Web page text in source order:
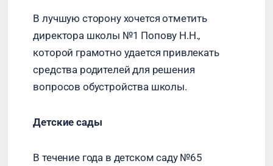
В лучшую сторону хочется отметить
директора школы №1 Попову Н.Н.,
которой грамотно удается привлекать
средства родителей для решения
вопросов обустройства школы.
Детские сады
В течение года в детском саду №65